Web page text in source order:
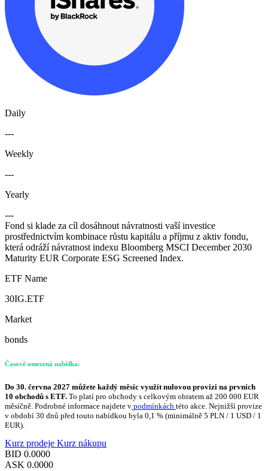
Daily
---
Weekly
---
Yearly
---
Fond si klade za cíl dosáhnout návratnosti vaší investice
prostřednictvím kombinace růstu kapitálu a příjmu z aktiv fondu,
která odráží návratnost indexu Bloomberg MSCI December 2030
Maturity EUR Corporate ESG Screened Index.
ETF Name
30IG.ETF
Market
bonds
Časově omezená nabídka:
Do 30. června 2027 můžete každý měsíc využít nulovou provizi na prvních
10 obchodů s ETF. To platí pro obchody s celkovým obratem až 200 000 EUR
měsíčně. Podrobné informace najdete v podmínkách této akce. Nejnižší provize
v období 30 dnů před touto nabídkou byla 0,1 % (minimálně 5 PLN / 1 USD / 1
EUR).
Kurz prodeje Kurz nákupu
BID 0.0000
ASK 0.0000